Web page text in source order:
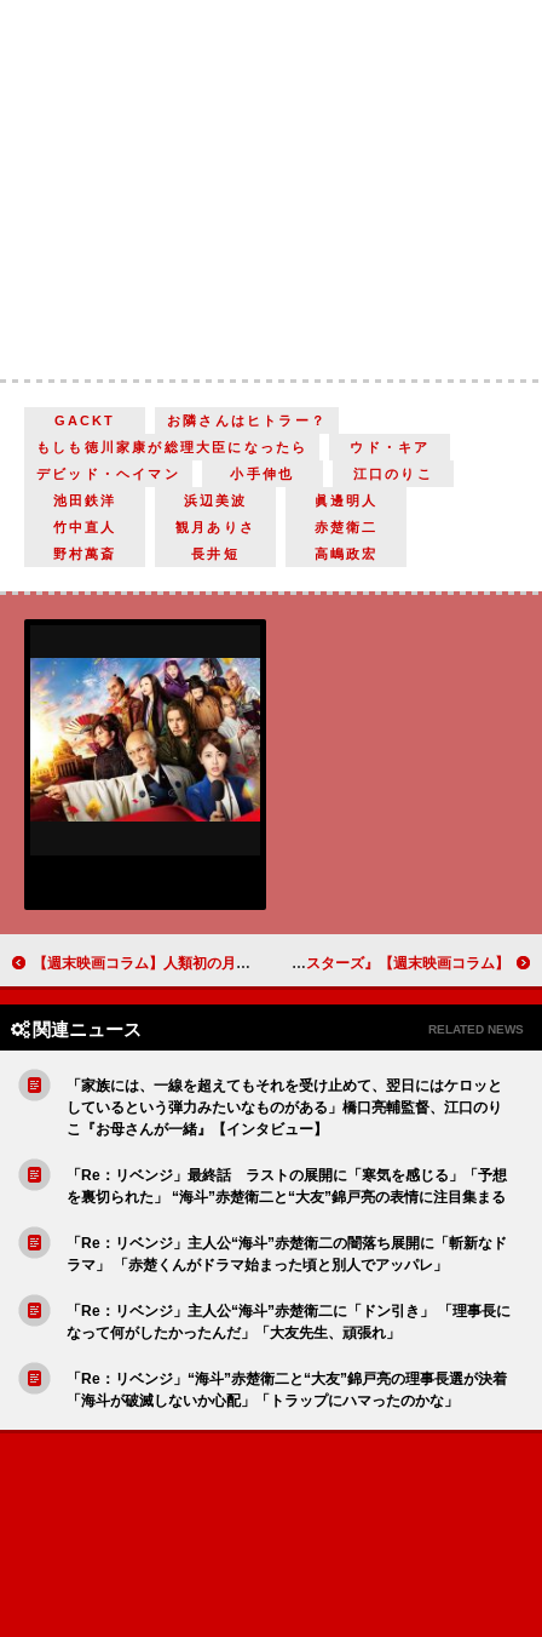
GACKT
お隣さんはヒトラー？
もしも徳川家康が総理大臣になったら
ウド・キア
デビッド・ヘイマン
小手伸也
江口のりこ
池田鉄洋
浜辺美波
眞邊明人
竹中直人
観月ありさ
赤楚衛二
野村萬斎
長井短 高嶋政宏
【週末映画コラム】人類初の月面着陸を描いた“変化球映画”『フライ・ミー・トゥ・ザ・ムーン』／1人の少女の恐るべき妄想を描いた『あのコはだぁれ？』 【週末映画コラム】実は大人を意識して作られている『インサイド・ヘッド2』／“富士山より高く、新幹線よりも速い”超巨大竜巻とは…『ツイスターズ』
関連ニュース RELATED NEWS
「家族には、一線を超えてもそれを受け止めて、翌日にはケロッと
しているという弾力みたいなものがある」橋口亮輔監督、江口のり
こ『お母さんが一緒』【インタビュー】
「Re：リベンジ」最終話 ラストの展開に「寒気を感じる」「予想
を裏切られた」 “海斗”赤楚衛二と“大友”錦戸亮の表情に注目集まる
「Re：リベンジ」主人公“海斗”赤楚衛二の闇落ち展開に「斬新なド
ラマ」 「赤楚くんがドラマ始まった頃と別人でアッパレ」
「Re：リベンジ」主人公“海斗”赤楚衛二に「ドン引き」 「理事長に
なって何がしたかったんだ」「大友先生、頑張れ」
「Re：リベンジ」“海斗”赤楚衛二と“大友”錦戸亮の理事長選が決着
「海斗が破滅しないか心配」「トラップにハマったのかな」